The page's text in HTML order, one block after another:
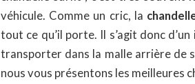
véhicule. Comme un cric, la
tout ce qu’il porte. Il s’agit donc
transporter dans la malle arrière de
nous vous présentons les meilleures